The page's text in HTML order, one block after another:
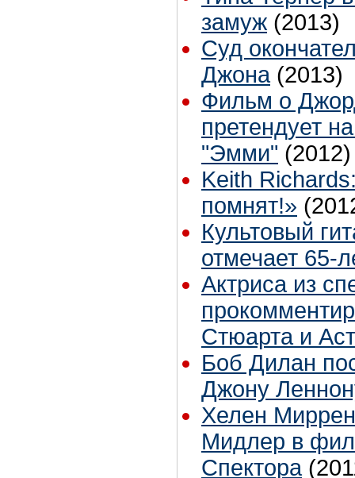
замуж (2013)
Суд
Джона (2013)
Фильм о
претендует
"Эмми" (2012)
Keith
помнят!»
Культовый
отмечает 65-
Актриса из
Стюарта и
Боб Дилан
Джону
Хелен
Мидлер в
Спектора